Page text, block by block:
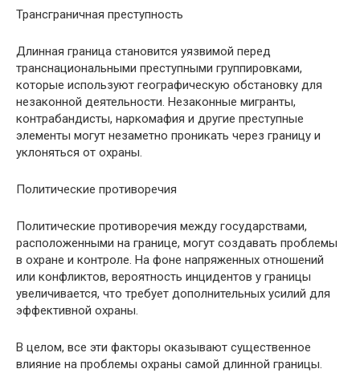
Трансграничная преступность
Длинная граница становится уязвимой перед
транснациональными преступными группировками,
которые используют географическую обстановку для
незаконной деятельности. Незаконные мигранты,
контрабандисты, наркомафия и другие преступные
элементы могут незаметно проникать через границу и
уклоняться от охраны.
Политические противоречия
Политические противоречия между государствами,
расположенными на границе, могут создавать проблемы
в охране и контроле. На фоне напряженных отношений
или конфликтов, вероятность инцидентов у границы
увеличивается, что требует дополнительных усилий для
эффективной охраны.
В целом, все эти факторы оказывают существенное
влияние на проблемы охраны самой длинной границы.